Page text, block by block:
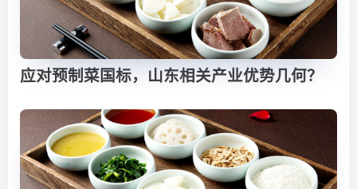
应对预制菜国标，山东相关产业优势几何？